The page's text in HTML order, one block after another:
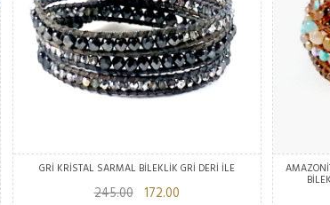
GRİ KRİSTAL SARMAL BİLEKLİK GRİ DERİ İLE
245.00172.00